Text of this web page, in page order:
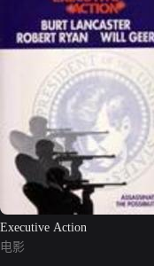
Executive Action
电影